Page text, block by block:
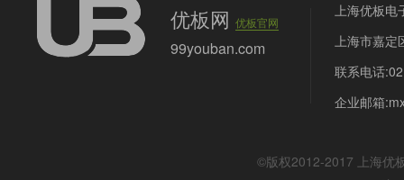
优板网优板官网
99youban.com
上海优板电
上海市嘉定
联系电话
企业邮箱
©版权2012-2017 上海优